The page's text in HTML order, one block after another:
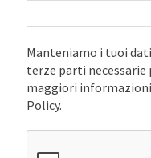
Manteniamo i tuoi
terze parti necessarie
maggiori
Policy.